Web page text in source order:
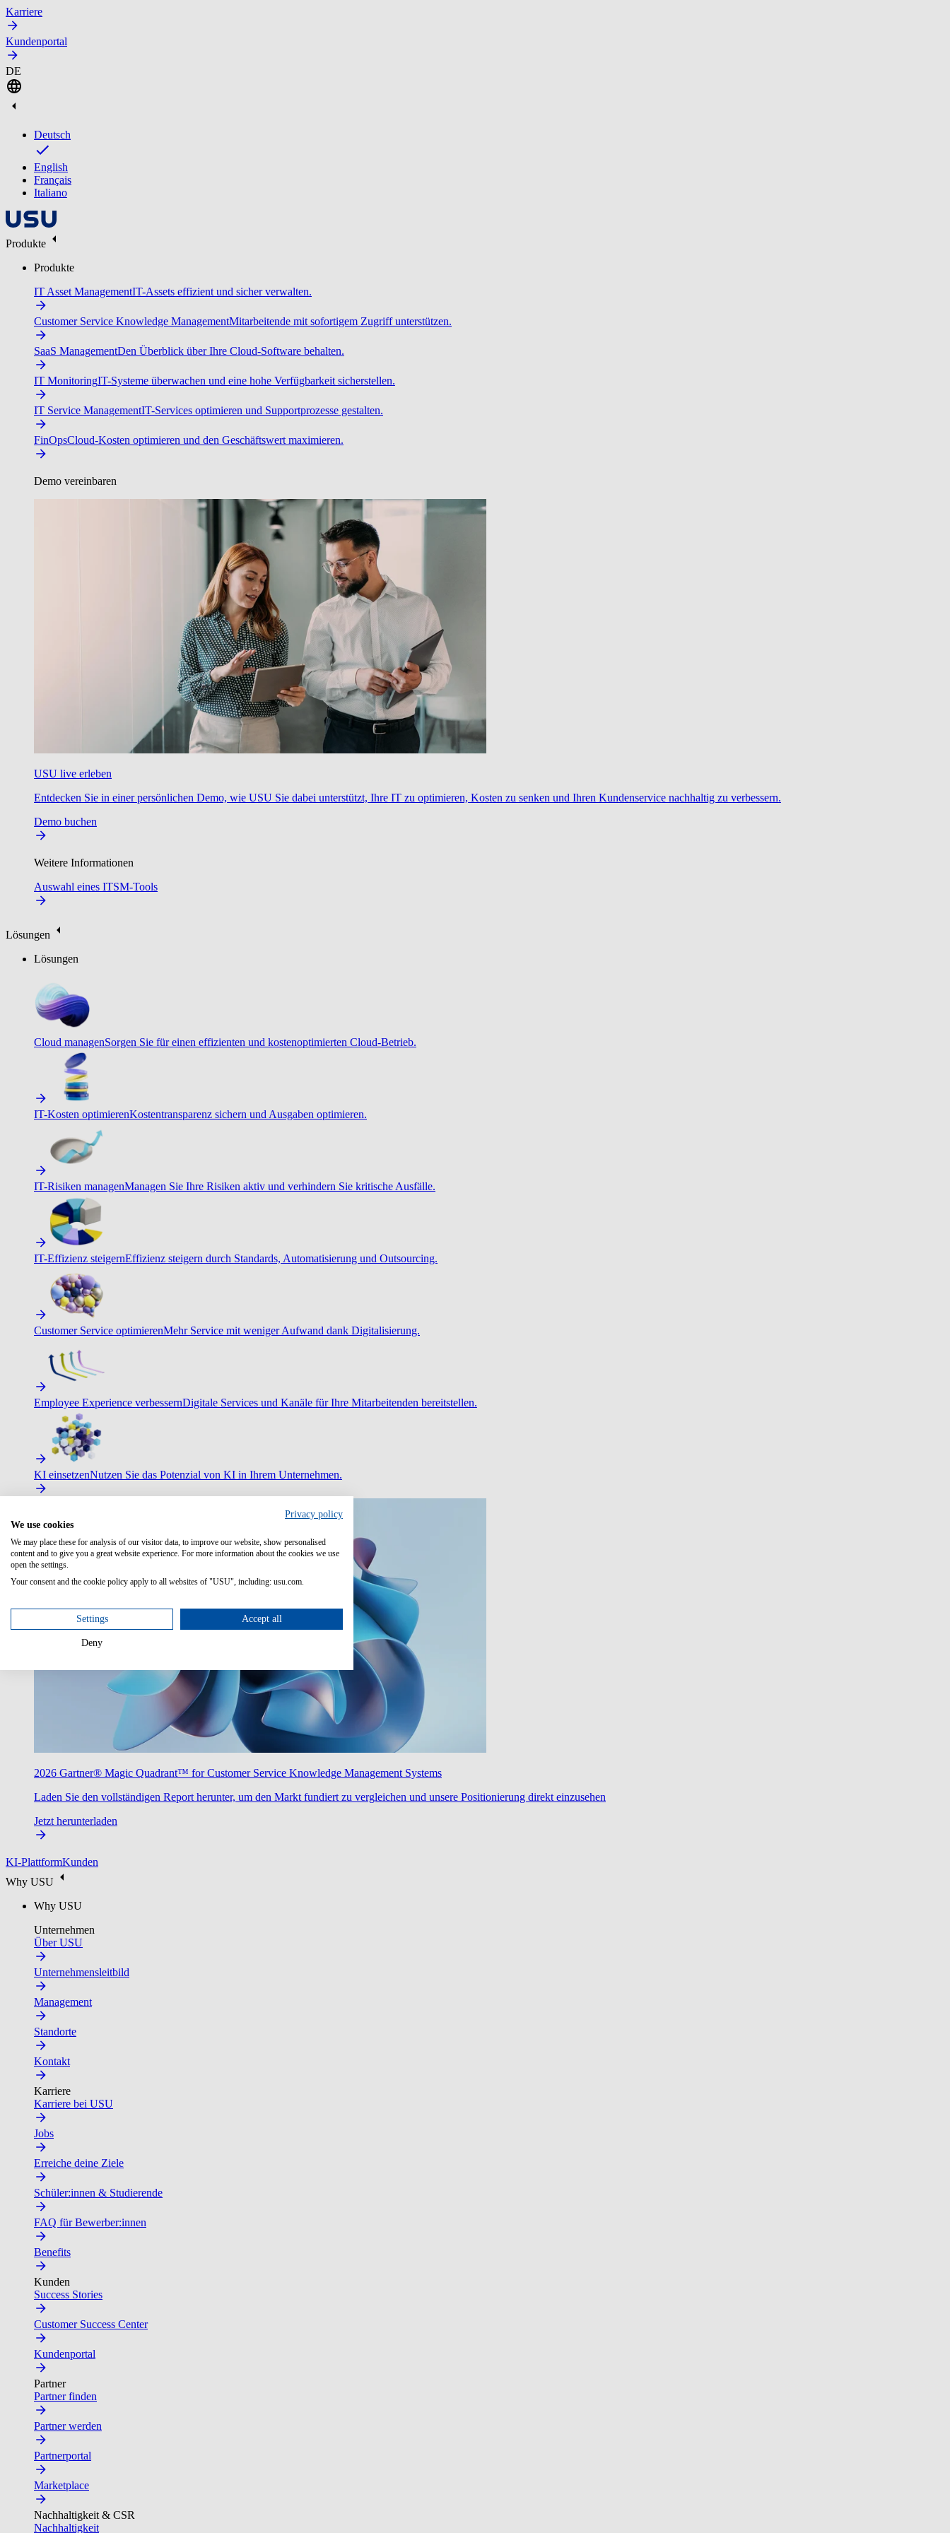
Karriere
Kundenportal
DE
Deutsch
English
Français
Italiano
Produkte
Produkte
IT Asset ManagementIT-Assets effizient und sicher verwalten.
Customer Service Knowledge ManagementMitarbeitende mit sofortigem Zugriff unterstützen.
SaaS ManagementDen Überblick über Ihre Cloud-Software behalten.
IT MonitoringIT-Systeme überwachen und eine hohe Verfügbarkeit sicherstellen.
IT Service ManagementIT-Services optimieren und Supportprozesse gestalten.
FinOpsCloud-Kosten optimieren und den Geschäftswert maximieren.
Demo vereinbaren
USU live erleben
Entdecken Sie in einer persönlichen Demo, wie USU Sie dabei unterstützt, Ihre IT zu optimieren, Kosten zu senken und Ihren Kundenservice nachhaltig zu verbessern.
Demo buchen
Weitere Informationen
Auswahl eines ITSM-Tools
Lösungen
Lösungen
Cloud managenSorgen Sie für einen effizienten und kostenoptimierten Cloud-Betrieb.
IT-Kosten optimierenKostentransparenz sichern und Ausgaben optimieren.
IT-Risiken managenManagen Sie Ihre Risiken aktiv und verhindern Sie kritische Ausfälle.
IT-Effizienz steigernEffizienz steigern durch Standards, Automatisierung und Outsourcing.
Customer Service optimierenMehr Service mit weniger Aufwand dank Digitalisierung.
Employee Experience verbessernDigitale Services und Kanäle für Ihre Mitarbeitenden bereitstellen.
KI einsetzenNutzen Sie das Potenzial von KI in Ihrem Unternehmen.
2026 Gartner® Magic Quadrant™ for Customer Service Knowledge Management Systems
Laden Sie den vollständigen Report herunter, um den Markt fundiert zu vergleichen und unsere Positionierung direkt einzusehen
Jetzt herunterladen
KI-PlattformKunden
Why USU
Why USU
Unternehmen
Über USU
Unternehmensleitbild
Management
Standorte
Kontakt
Karriere
Karriere bei USU
Jobs
Erreiche deine Ziele
Schüler:innen & Studierende
FAQ für Bewerber:innen
Benefits
Kunden
Success Stories
Customer Success Center
Kundenportal
Partner
Partner finden
Partner werden
Partnerportal
Marketplace
Nachhaltigkeit & CSR
Nachhaltigkeit
Privacy policy
We use cookies
We may place these for analysis of our visitor data, to improve our website, show personalised
content and to give you a great website experience. For more information about the cookies we use
open the settings.
Your consent and the cookie policy apply to all websites of "USU", including: usu.com.
Settings Accept all
Deny